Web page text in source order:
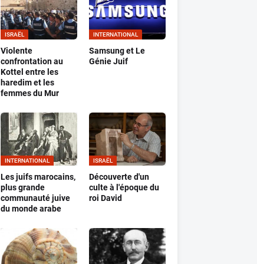
ISRAËL
Violente
confrontation au
Kottel entre les
haredim et les
femmes du Mur
INTERNATIONAL
Samsung et Le
Génie Juif
INTERNATIONAL
Les juifs marocains,
plus grande
communauté juive
du monde arabe
ISRAËL
Découverte d'un
culte à l'époque du
roi David